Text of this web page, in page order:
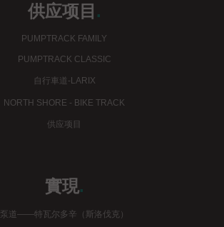
供应项目 .
PUMPTRACK FAMILY
PUMPTRACK CLASSIC
自行車道-LARIX
NORTH SHORE - BIKE TRACK
供应项目
實現.
泵道——特瓦尔多辛（斯洛伐克）